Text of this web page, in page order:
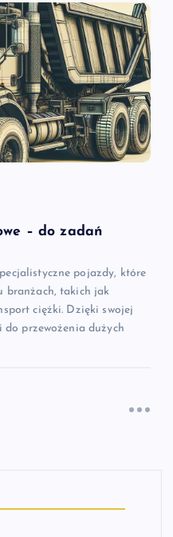
– do zadań
pojazdy, które
branżach, takich jak
ciężki. Dzięki swojej
przewożenia dużych